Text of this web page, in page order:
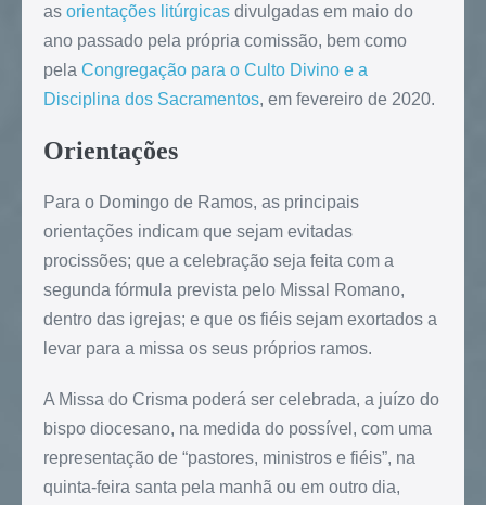
as orientações litúrgicas divulgadas em maio do
ano passado pela própria comissão, bem como
pela Congregação para o Culto Divino e a
Disciplina dos Sacramentos, em fevereiro de 2020.
Orientações
Para o Domingo de Ramos, as principais
orientações indicam que sejam evitadas
procissões; que a celebração seja feita com a
segunda fórmula prevista pelo Missal Romano,
dentro das igrejas; e que os fiéis sejam exortados a
levar para a missa os seus próprios ramos.
A Missa do Crisma poderá ser celebrada, a juízo do
bispo diocesano, na medida do possível, com uma
representação de “pastores, ministros e fiéis”, na
quinta-feira santa pela manhã ou em outro dia,